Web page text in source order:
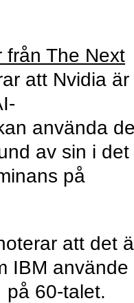
från The Next
att Nvidia är
använda
av sin i det
på
att det
IBM använde
60-talet.